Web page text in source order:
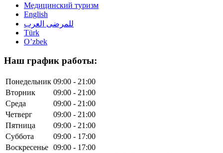
Медицинский туризм
English
للمرضى العرب
Türk
O’zbek
Наш график работы:
Понедельник 09:00 - 21:00
Вторник
09:00 - 21:00
Среда
09:00 - 21:00
Четверг
09:00 - 21:00
Пятница
09:00 - 21:00
Суббота
09:00 - 17:00
Воскресенье 09:00 - 17:00